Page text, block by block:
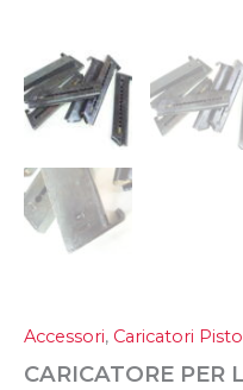
Accessori, Caricatori
CARICATORE